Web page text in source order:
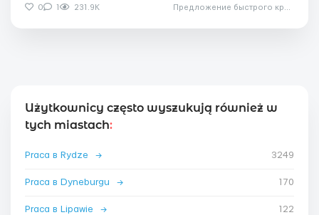
0 1 231.9K
Użytkownicy często wyszukują również w
tych miastach:
Praca в Rydze → 3249
Praca в Dyneburgu → 170
Praca в Lipawie → 122